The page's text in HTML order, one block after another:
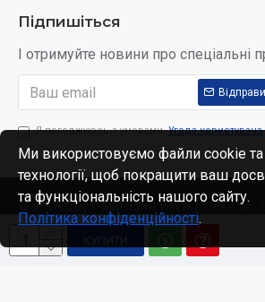
КУПИТИ
Підпишіться
І отримуйте новини про спеціальні
Я погоджуюсь з умовами Угода користувача
© Интернет-магазин www.skidka.ua,
Ми використовуємо файли cookie та
технології, щоб покращити ваш
та функціональність нашого сайту.
Політика конфіденційності.